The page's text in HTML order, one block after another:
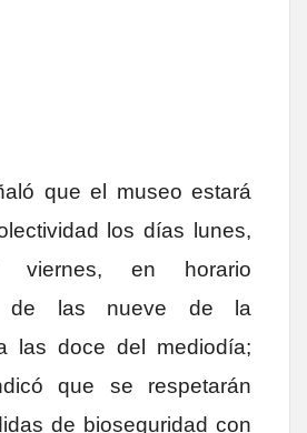
que el museo estará
los días lunes,
viernes, en horario
de las nueve de la
las doce del mediodía;
que se respetarán
de bioseguridad con